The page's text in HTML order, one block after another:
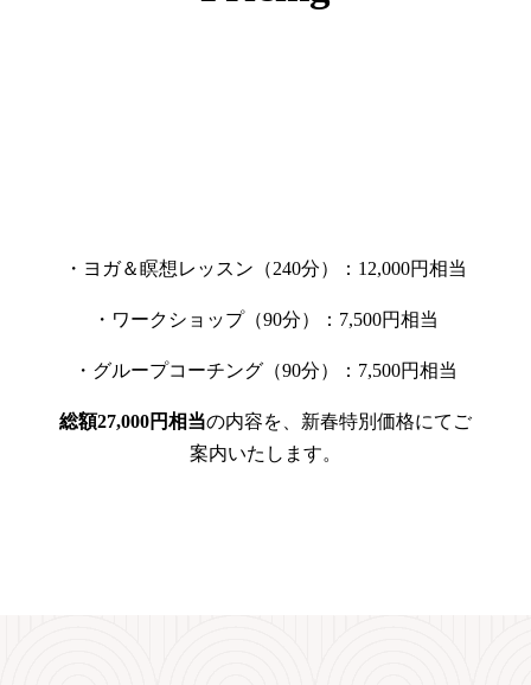
・ヨガ＆瞑想レッスン（240分）：12,000円相当
・ワークショップ（90分）：7,500円相当
・グループコーチング（90分）：7,500円相当
総額27,000円相当の内容を、新春特別価格にてご
案内いたします。